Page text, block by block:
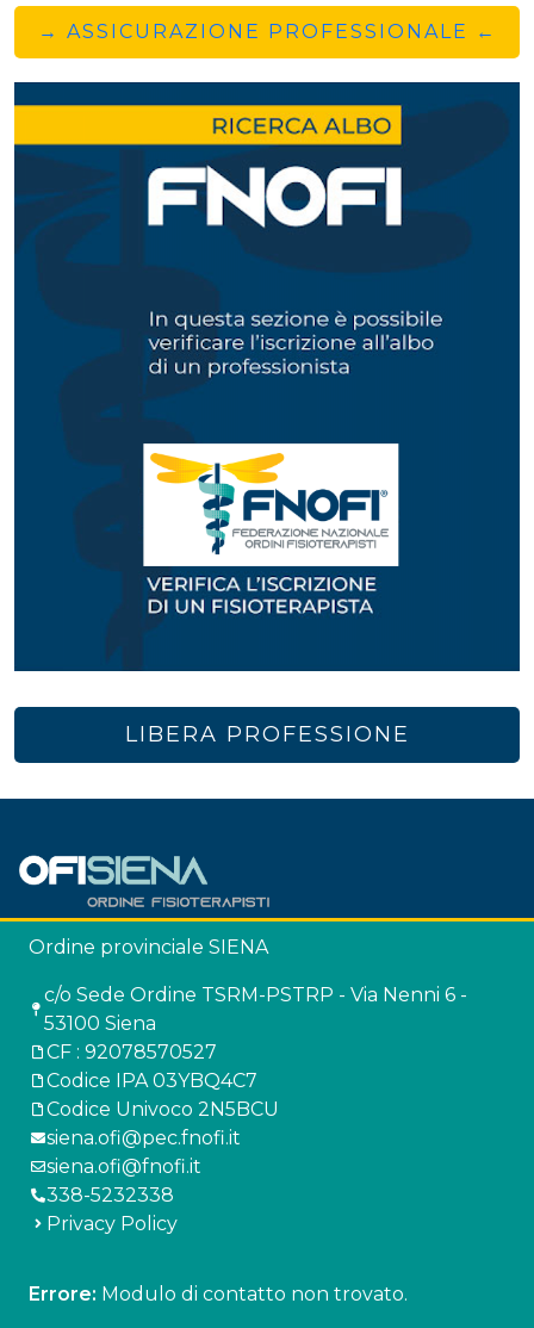
→ ASSICURAZIONE PROFESSIONALE ←
LIBERA PROFESSIONE
Ordine provinciale SIENA
c/o Sede Ordine TSRM-PSTRP - Via Nenni 6 -
53100 Siena
CF : 92078570527
Codice IPA 03YBQ4C7
Codice Univoco 2N5BCU
siena.ofi@pec.fnofi.it
siena.ofi@fnofi.it
338-5232338
Privacy Policy
Errore: Modulo di contatto non trovato.